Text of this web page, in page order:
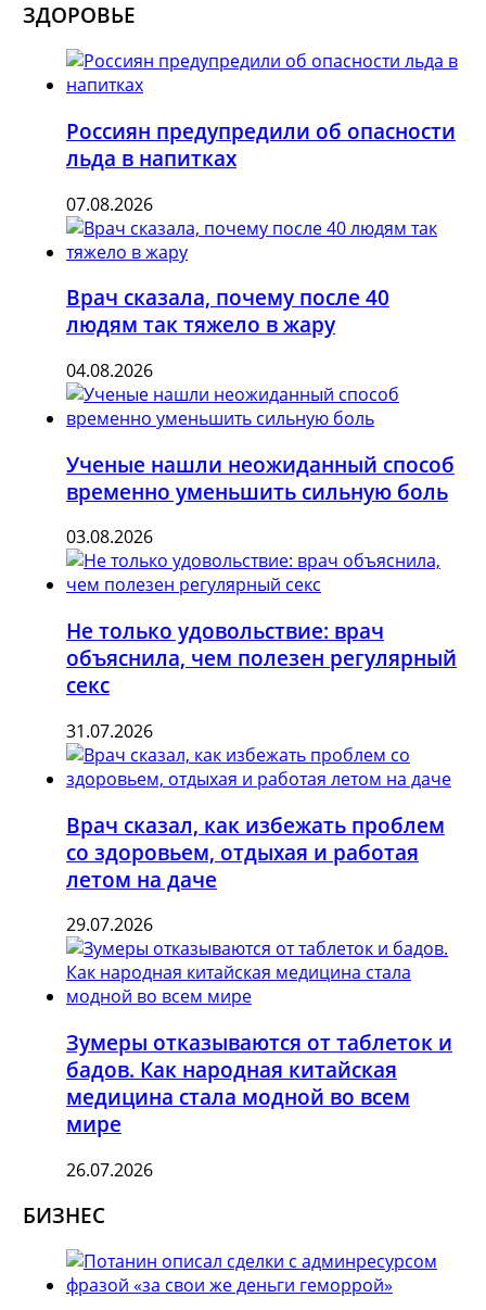
ЗДОРОВЬЕ
Россиян предупредили об опасности
льда в напитках
07.08.2026
Врач сказала, почему после 40
людям так тяжело в жару
04.08.2026
Ученые нашли неожиданный способ
временно уменьшить сильную боль
03.08.2026
Не только удовольствие: врач
объяснила, чем полезен регулярный
секс
31.07.2026
Врач сказал, как избежать проблем
со здоровьем, отдыхая и работая
летом на даче
29.07.2026
Зумеры отказываются от таблеток и
бадов. Как народная китайская
медицина стала модной во всем
мире
26.07.2026
БИЗНЕС